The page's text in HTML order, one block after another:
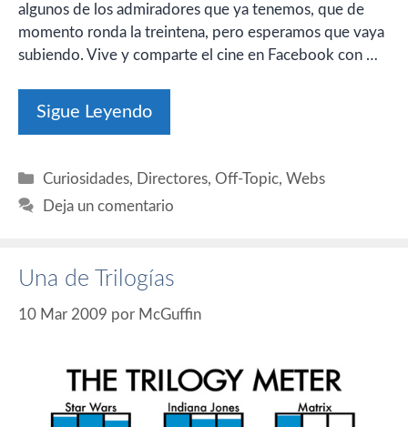
algunos de los admiradores que ya tenemos, que de
momento ronda la treintena, pero esperamos que vaya
subiendo. Vive y comparte el cine en Facebook con …
Sigue Leyendo
Categorías
Curiosidades, Directores,Off-Topic,Webs
Deja un comentario
Una de Trilogías
10 Mar 2009 por McGuffin